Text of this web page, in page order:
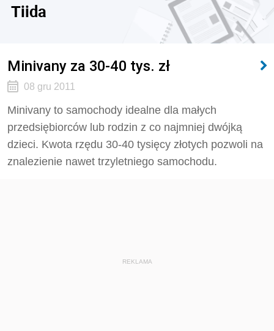
Tiida
Minivany za 30-40 tys. zł
08 gru 2011
Minivany to samochody idealne dla małych
przedsiębiorców lub rodzin z co najmniej dwójką
dzieci. Kwota rzędu 30-40 tysięcy złotych pozwoli na
znalezienie nawet trzyletniego samochodu.
REKLAMA